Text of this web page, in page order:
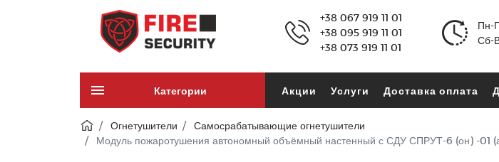
+38 067 919 11 01
+38 095 919 11 01
+38 073 919 11 01
Пн-
Сб-
Категории Акции Услуги Доставка оплата
Огнетушители
Самосрабатывающие огнетушители
Модуль пожаротушения автономный объёмный настенный с СДУ СПРУТ-6 (он) -01